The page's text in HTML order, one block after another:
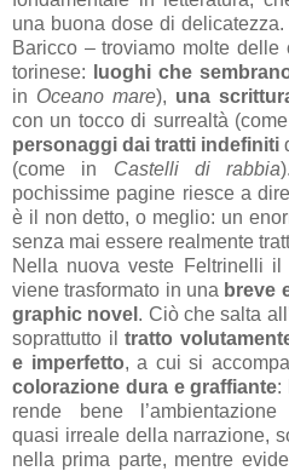
una buona dose di
Baricco – troviamo molte delle
torinese:
luoghi che
in Oceano mare), una
con un tocco di surrealtà
personaggi dai tratti indefiniti
(come in Castelli di rabbia
pochissime pagine riesce a
è il non detto, o meglio: un
senza mai essere realmente
Nella nuova veste Feltrinelli il
viene trasformato in una breve
graphic novel . Ciò che salta
soprattutto iltratto
e imperfetto, a cui si
colorazione dura e graffiante:
rende bene
quasi irreale della narrazione,
nella prima parte, mentre